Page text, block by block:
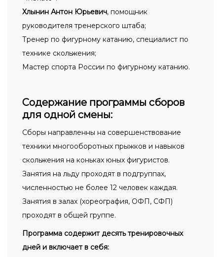
Хлынин Антон Юрьевич, помощник
руководителя тренерского штаба;
Тренер по фигурному катанию, специалист по
технике скольжения;
Мастер спорта России по фигурному катанию.
Содержание программы сборов
для одной смены:
Сборы направленны на совершенствование
техники многооборотных прыжков и навыков
скольжения на коньках юных фигуристов.
Занятия на льду проходят в подгруппах,
численностью не более 12 человек каждая.
Занятия в залах (хореография, ОФП, СФП)
проходят в общей группе.
Программа содержит десять тренировочных
дней и включает в себя: